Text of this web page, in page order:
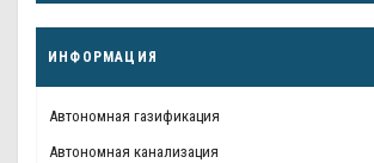
ИНФОРМАЦИЯ
Автономная газификация
Автономная канализация